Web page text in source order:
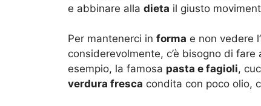
e abbinare alla dieta il giusto
Per mantenerci in forma e non vedere
considerevolmente, c’è bisogno di fare
esempio, la famosa pasta e fagioli,
verdura fresca condita con poco olio,